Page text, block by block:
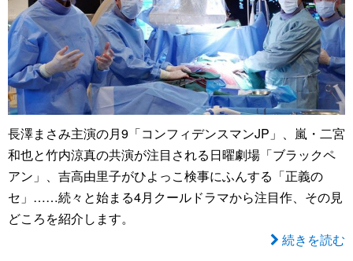
長澤まさみ主演の月9「コンフィデンスマンJP」、嵐・二宮
和也と竹内涼真の共演が注目される日曜劇場「ブラックペ
アン」、吉高由里子がひよっこ検事にふんする「正義の
セ」……続々と始まる4月クールドラマから注目作、その見
どころを紹介します。
続きを読む